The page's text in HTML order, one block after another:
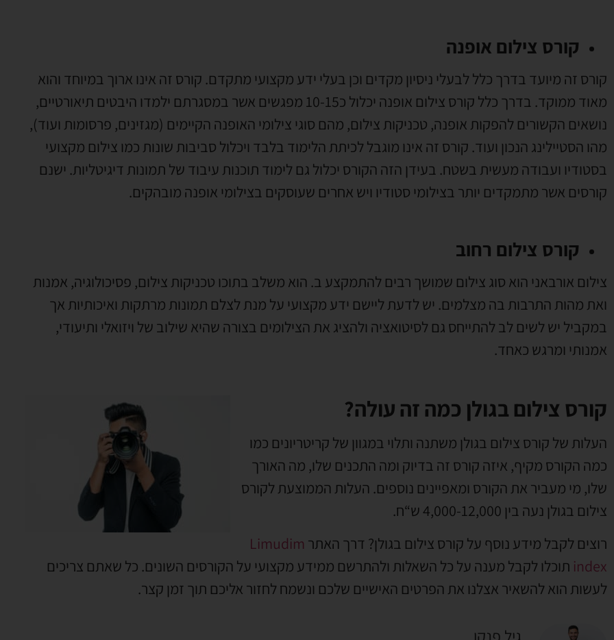
קורס צילום אופנה
קורס זה מיועד בדרך כלל לבעלי ניסיון מקדים וכן בעלי ידע מקצועי מתקדם. קורס זה אינו ארוך במיוחד והוא
מאוד ממוקד. בדרך כלל קורס צילום אופנה יכלול כ10-15 מפגשים אשר במסגרתם ילמדו היבטים תיאורטיים,
נושאים הקשורים להפקות אופנה, טכניקות צילום, מהם סוגי צילומי האופנה הקיימים (מגזינים, פרסומות ועוד),
מהו הסטיילינג הנכון ועוד. קורס זה אינו מוגבל לכיתת הלימוד בלבד ויכלול סביבות שונות כמו צילום מקצועי
בסטודיו ועבודה מעשית בשטח. בעידן הזה הקורס יכלול גם לימוד תוכנות עיבוד של תמונות דיגיטליות. ישנם
קורסים אשר מתמקדים יותר בצילומי סטודיו ויש אחרים שעוסקים בצילומי אופנה מובהקים.
קורס צילום רחוב
צילום אורבאני הוא סוג צילום שמושך רבים להתמקצע ב. הוא משלב בתוכו טכניקות צילום, פסיכולוגיה, אמנות
ואת מהות התרבות בה מצלמים. יש לדעת ליישם ידע מקצועי על מנת לצלם תמונות מרתקות ואיכותיות אך
במקביל יש לשים לב להתייחס גם לסיטואציה ולהציג את הצילומים בצורה שהיא שילוב של ויזואלי ותיעודי,
אמנותי ומרגש כאחד.
קורס צילום בגולן כמה זה עולה?
העלות של קורס צילום בגולן משתנה ותלוי במגוון של קריטריונים כמו
כמה הקורס מקיף, איזה קורס זה בדיוק ומה התכנים שלו, מה האורך
שלו, מי מעביר את הקורס ומאפיינים נוספים. העלות הממוצעת לקורס
צילום בגולן נעה בין 4,000-12,000 ש“ח.
רוצים לקבל מידע נוסף על קורס צילום בגולן? דרך האתר Limudim
index תוכלו לקבל מענה על כל השאלות ולהתרשם ממידע מקצועי על הקורסים השונים. כל שאתם צריכים
לעשות הוא להשאיר אצלנו את הפרטים האישיים שלכם ונשמח לחזור אליכם תוך זמן קצר.